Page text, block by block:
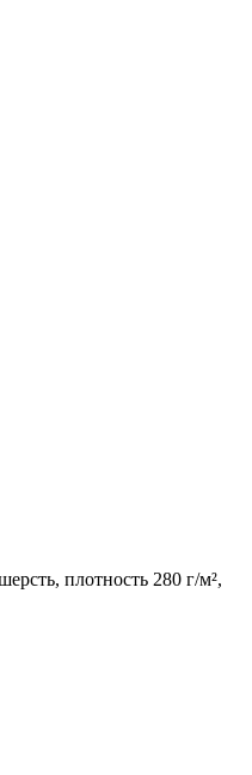
плотность 280 г/м²,